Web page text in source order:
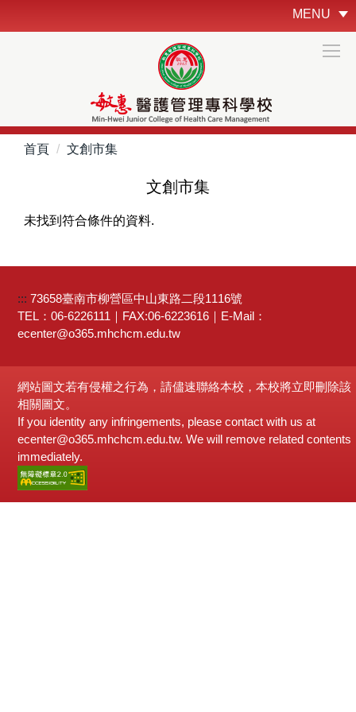
到
區
MENU
首頁 文創市集
文創市集
未找到符合條件的資料.
::: 73658臺南市柳營區中山東路二段1116號
TEL：06-6226111｜FAX:06-6223616｜E-Mail：
ecenter@o365.mhchcm.edu.tw
網站圖文若有侵權之行為，請儘速聯絡本校，本校將立即刪除該
相關圖文。
If you identity any infringements, please contact with us at
ecenter@o365.mhchcm.edu.tw. We will remove related contents
immediately.